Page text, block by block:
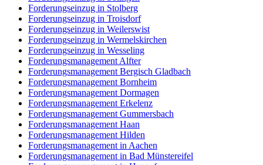
Forderungseinzug in Stolberg
Forderungseinzug in Troisdorf
Forderungseinzug in Weilerswist
Forderungseinzug in Wermelskirchen
Forderungseinzug in Wesseling
Forderungsmanagement Alfter
Forderungsmanagement Bergisch Gladbach
Forderungsmanagement Bornheim
Forderungsmanagement Dormagen
Forderungsmanagement Erkelenz
Forderungsmanagement Gummersbach
Forderungsmanagement Haan
Forderungsmanagement Hilden
Forderungsmanagement in Aachen
Forderungsmanagement in Bad Münstereifel